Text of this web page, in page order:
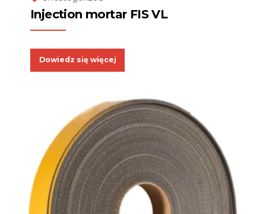
Injection mortar FIS VL
Dowiedz się więcej